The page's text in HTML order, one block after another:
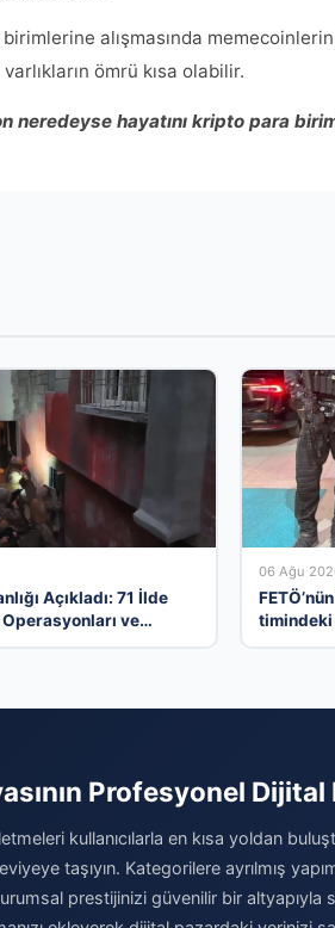
alışmasında
ömrü kısa olabilir.
neredeyse hayatını kripto para
Açıkladı: 71 İlde
ve
06 Ağu
Profesyonel Dijital
kullanıcılarla en kısa yoldan
taşıyın. Kategorilere ayrılmış
prestijinizi güvenilir bir